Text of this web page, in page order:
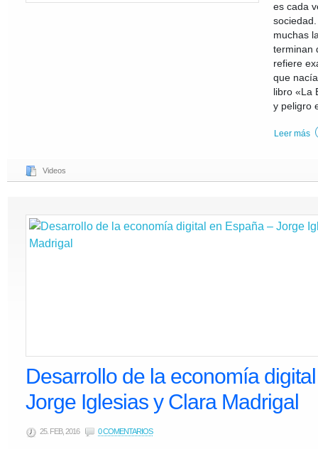
es cada
muchas
terminan
refiere
que
libro «La
y peligro
Leer más
Videos
Desarrollo de la economía
Jorge Iglesias y Clara Madrigal
25. FEB, 2016 0 COMENTARIOS